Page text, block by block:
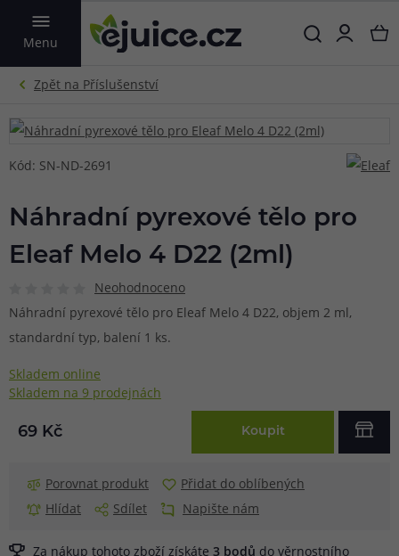
Menu
VYHLEDAT
Kód: SN-ND-2691
Náhradní pyrexové tělo pro
Eleaf Melo 4 D22 (2ml)
Neohodnoceno
Náhradní pyrexové tělo pro Eleaf Melo 4 D22, objem 2 ml,
standardní typ, balení 1 ks.
Skladem online
Skladem na 9 prodejnách
69 Kč Koupit
Porovnat produkt
Přidat do oblíbených
Hlídat
Sdílet Napište nám
Za nákup tohoto zboží získáte 3 bodů do věrnostního